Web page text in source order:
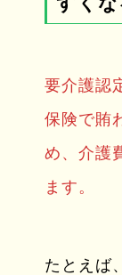
要介護認
保険で賄
め、介護
ます。
たとえば